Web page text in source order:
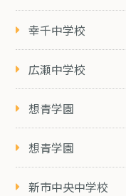
幸千中学校
広瀬中学校
想青学園
想青学園
新市中央中学校